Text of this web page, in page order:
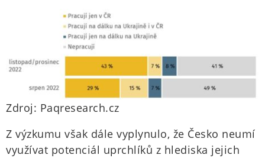
Zdroj: Paqresearch.cz
Z výzkumu však dále vyplynulo, že Česko neumí
využívat potenciál uprchlíků z hlediska jejich